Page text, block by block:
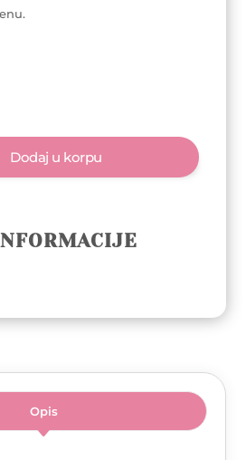
Dodaj u korpu
Opis